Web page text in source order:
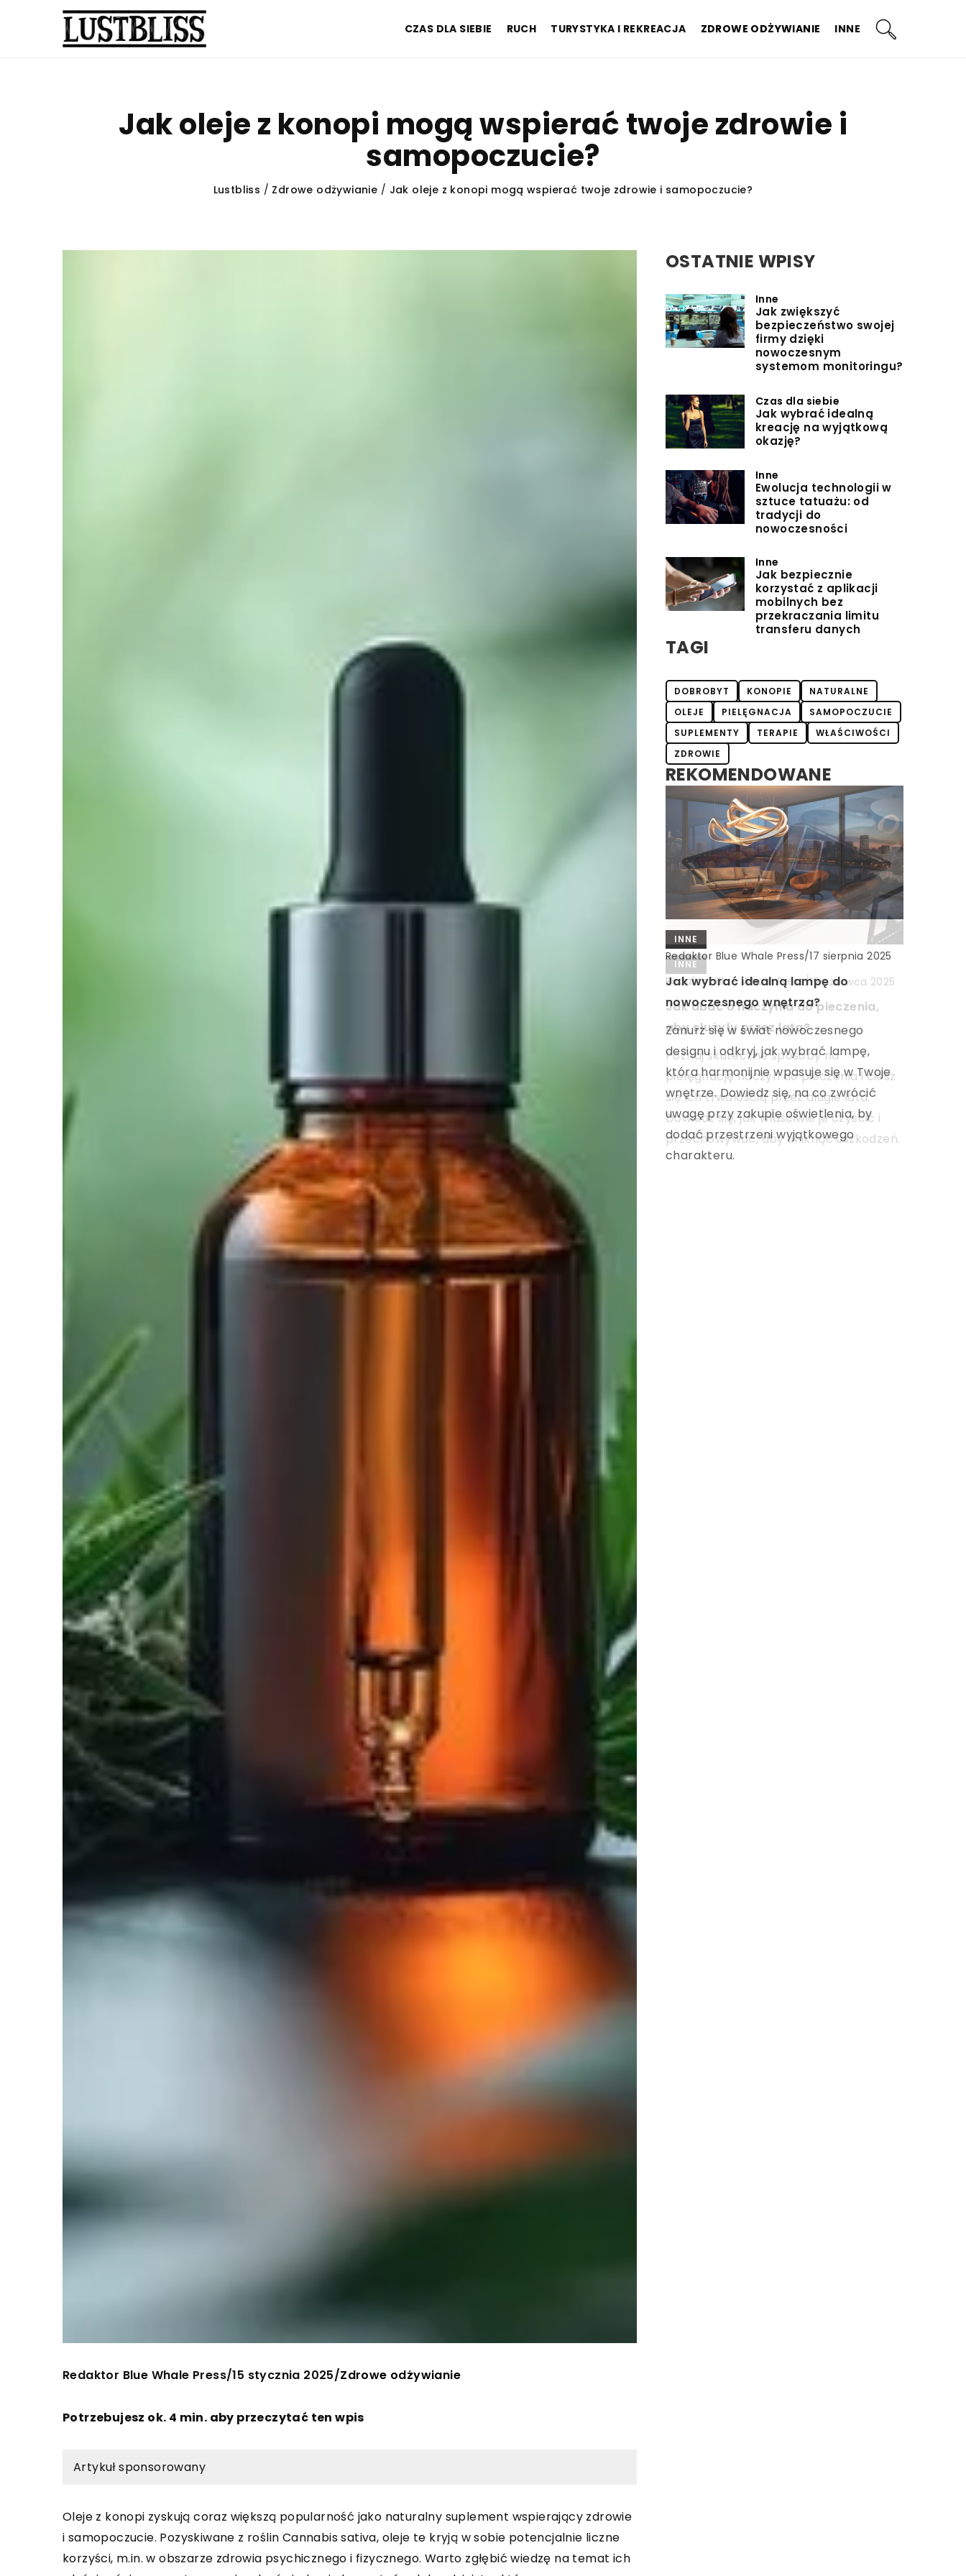
CZAS DLA SIEBIE RUCH TURYSTYKA I REKREACJA ZDROWE ODŻYWIANIE INNE
Jak oleje z konopi mogą wspierać twoje zdrowie i
samopoczucie?
Lustbliss / Zdrowe odżywianie / Jak oleje z konopi mogą wspierać twoje zdrowie i samopoczucie?
Redaktor Blue Whale Press/15 stycznia 2025/Zdrowe odżywianie
Potrzebujesz ok. 4 min. aby przeczytać ten wpis
Artykuł sponsorowany
Oleje z konopi zyskują coraz większą popularność jako naturalny suplement wspierający zdrowie
i samopoczucie. Pozyskiwane z roślin Cannabis sativa, oleje te kryją w sobie potencjalnie liczne
korzyści, m.in. w obszarze zdrowia psychicznego i fizycznego. Warto zgłębić wiedzę na temat ich
OSTATNIE WPISY
Inne
Jak zwiększyć
bezpieczeństwo swojej
firmy dzięki
nowoczesnym
systemom monitoringu?
Czas dla siebie
Jak wybrać idealną
kreację na wyjątkową
okazję?
Inne
Ewolucja technologii w
sztuce tatuażu: od
tradycji do
nowoczesności
Inne
Jak bezpiecznie
korzystać z aplikacji
mobilnych bez
przekraczania limitu
transferu danych
TAGI
DOBROBYT KONOPIE
NATURALNE
OLEJE
PIELĘGNACJA
SAMOPOCZUCIE
SUPLEMENTY
TERAPIE
WŁAŚCIWOŚCI
ZDROWIE
REKOMENDOWANE
CZAS DLA SIEBIE
Redaktor Blue Whale Press/10 listopada 2024
Jak skutecznie zadbać o skórę po
laserowym usuwaniu przebarwień?
Dowiedz się, jak pielęgnować skórę po
zabiegu laserowym, aby przyspieszyć
regenerację i zachować piękny wygląd.
Odkryj skuteczne metody pielęgnacji,
które pomogą uniknąć podrażnień i
zapewnić zdrową cerę.
INNE
Redaktor Blue Whale Press/17 sierpnia 2025
Jak wybrać idealną lampę do
nowoczesnego wnętrza?
Zanurz się w świat nowoczesnego
designu i odkryj, jak wybrać lampę,
która harmonijnie wpasuje się w Twoje
wnętrze. Dowiedz się, na co zwrócić
uwagę przy zakupie oświetlenia, by
dodać przestrzeni wyjątkowego
charakteru.
INNE
Redaktor Blue Whale Press/19 czerwca 2025
Jak dbać o naczynia do pieczenia,
aby służyły przez lata?
Poznaj skuteczne sposoby na
pielęgnację naczyń do pieczenia i ciesz
się ich trwałością przez długie lata.
Dowiedz się, jak właściwie je czyścić i
przechowywać, aby uniknąć uszkodzeń.